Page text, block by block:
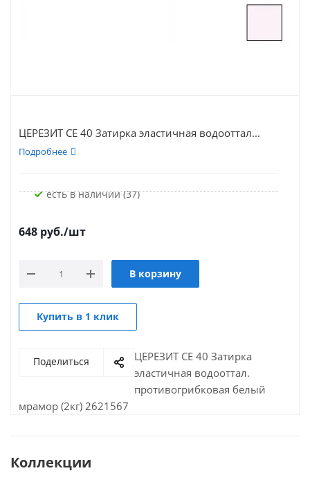
ЦЕРЕЗИТ CE 40 Затирка эластичная водооттал...
Подробнее
Есть в наличии (37)
648 руб./шт
В корзину
Купить в 1 клик
Поделиться
ЦЕРЕЗИТ CE 40 Затирка
эластичная водооттал.
противогрибковая белый
мрамор (2кг) 2621567
Коллекции